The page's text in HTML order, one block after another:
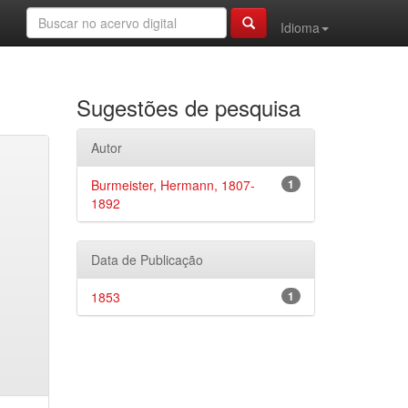
Idioma
Sugestões de pesquisa
Autor
1
Burmeister, Hermann, 1807-
1892
Data de Publicação
1
1853